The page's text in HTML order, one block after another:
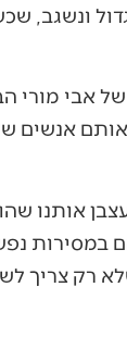
ונשגב,
אבי מורי
אנשים
אותנו
במסירות
רק צריך